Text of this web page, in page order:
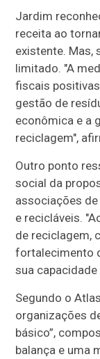
Jardim
receita ao
existente. Mas,
limitado. "A
fiscais
gestão de
econômica e a
reciclagem",
Outro ponto
social da
associações
e recicláveis.
de reciclagem,
fortalecimento
sua
Segundo o
organizações
básico”,
balança e uma